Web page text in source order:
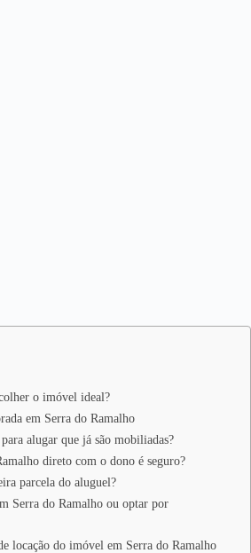
o imóvel ideal?
em Serra do Ramalho
alugar que já são mobiliadas?
direto com o dono é seguro?
parcela do aluguel?
Serra do Ramalho ou optar por
locação do imóvel em Serra do Ramalho